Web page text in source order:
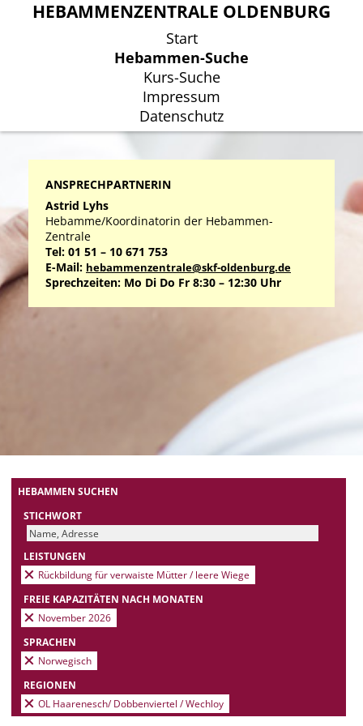
HEBAMMENZENTRALE OLDENBURG
Start
Hebammen-Suche
Kurs-Suche
Impressum
Datenschutz
HEBAMMENZENTRALE OLDENBURG
Start
Hebammen-Suche
Kurs-Suche
Impressum
Datenschutz
ANSPRECHPARTNERIN
Astrid Lyhs
Hebamme/Koordinatorin der Hebammen-
Zentrale
Tel: 01 51 – 10 671 753
E-Mail: hebammenzentrale@skf-oldenburg.de
Sprechzeiten: Mo Di Do Fr 8:30 – 12:30 Uhr
HEBAMMEN SUCHEN
STICHWORT
LEISTUNGEN
Rückbildung für verwaiste Mütter / leere Wiege
FREIE KAPAZITÄTEN NACH MONATEN
November 2026
SPRACHEN
Norwegisch
REGIONEN
OL Haarenesch/ Dobbenviertel / Wechloy